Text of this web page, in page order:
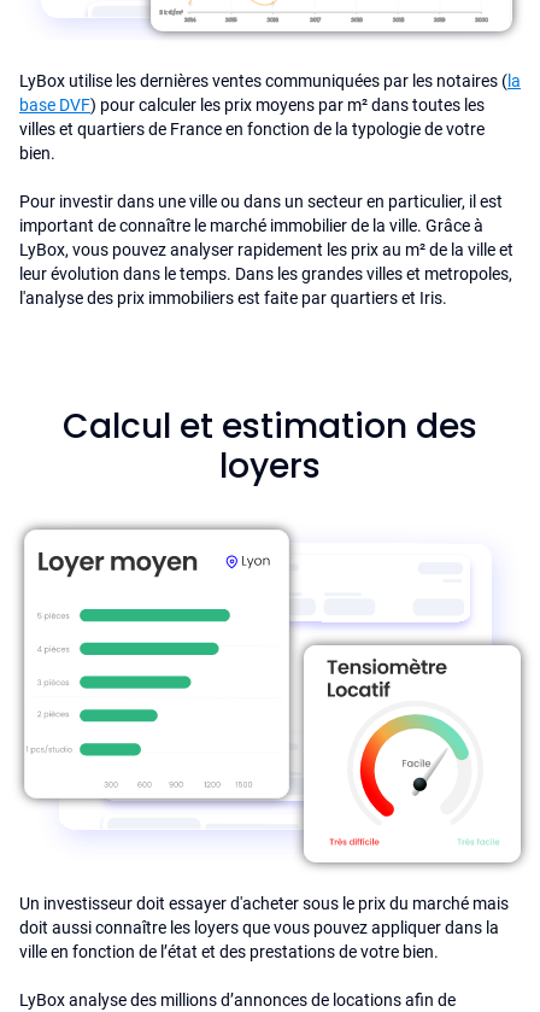
LyBox utilise les dernières ventes communiquées par les notaires (la
base DVF) pour calculer les prix moyens par m² dans toutes les
villes et quartiers de France en fonction de la typologie de votre
bien.
Pour investir dans une ville ou dans un secteur en particulier, il est
important de connaître le marché immobilier de la ville. Grâce à
LyBox, vous pouvez analyser rapidement les prix au m² de la ville et
leur évolution dans le temps. Dans les grandes villes et metropoles,
l'analyse des prix immobiliers est faite par quartiers et Iris.
Calcul et estimation des
loyers
Un investisseur doit essayer d'acheter sous le prix du marché mais
doit aussi connaître les loyers que vous pouvez appliquer dans la
ville en fonction de l’état et des prestations de votre bien.
LyBox analyse des millions d’annonces de locations afin de